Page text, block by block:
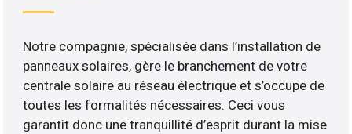
Notre compagnie, spécialisée dans l’installation de
panneaux solaires, gère le branchement de votre
centrale solaire au réseau électrique et s’occupe de
toutes les formalités nécessaires. Ceci vous
garantit donc une tranquillité d’esprit durant la mise